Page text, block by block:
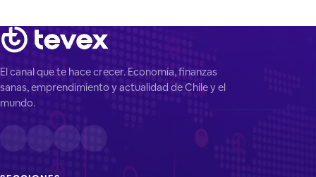
El canal que te hace crecer. Economía, finanzas
sanas, emprendimiento y actualidad de Chile y el
mundo.